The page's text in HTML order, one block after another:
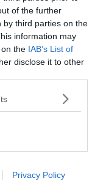
of the further
by third parties on the
information may
the IAB’s List of
disclose it to other
Privacy Policy
italiano ha
mondo e del